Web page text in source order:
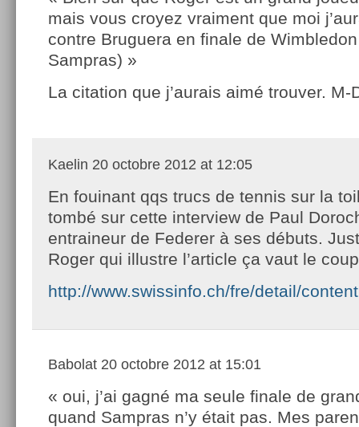
mais vous croyez vraiment que moi
contre Bruguera en finale de
Sampras) »
La citation que j’aurais aimé trouver. M-
Kaelin 20 octobre 2012 at 12:05
En fouinant qqs trucs de tennis sur la
tombé sur cette interview de Paul
entraineur de Federer à ses débuts.
Roger qui illustre l’article ça vaut le
http://www.swissinfo.ch/fre/detail/
Babolat 20 octobre 2012 at 15:01
« oui, j’ai gagné ma seule finale de
quand Sampras n’y était pas. Mes